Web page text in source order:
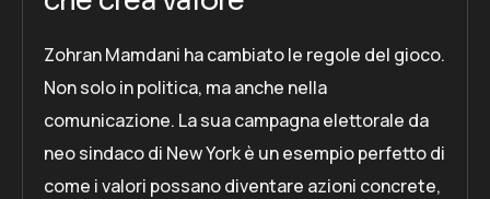
Zohran Mamdani ha cambiato le regole del gioco.
Non solo in politica, ma anche nella
comunicazione. La sua campagna elettorale da
neo sindaco di New York è un esempio perfetto di
come i valori possano diventare azioni concrete,